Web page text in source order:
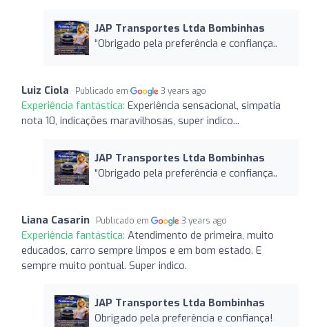
JAP Transportes Ltda Bombinhas
“Obrigado pela preferência e confiança..
Luiz Ciola Publicado em 3 years ago
Experiência fantástica: Experiência sensacional, simpatia
nota 10, indicações maravilhosas, super indico...
JAP Transportes Ltda Bombinhas
“Obrigado pela preferência e confiança..
Liana Casarin Publicado em 3 years ago
Experiência fantástica: Atendimento de primeira, muito
educados, carro sempre limpos e em bom estado. E
sempre muito pontual. Super indico.
JAP Transportes Ltda Bombinhas
Obrigado pela preferência e confiança!